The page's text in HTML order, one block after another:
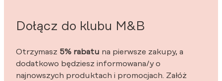
Dołącz do klubu M&B
Otrzymasz 5% rabatu na pierwsze zakupy, a
dodatkowo będziesz informowana/y o
najnowszych produktach i promocjach. Załóż